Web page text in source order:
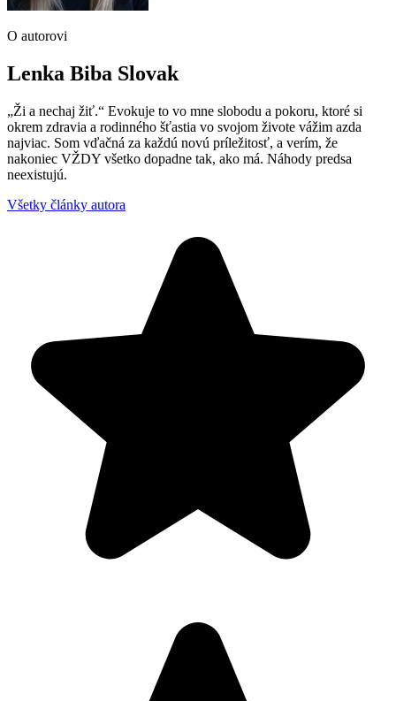
O autorovi
Lenka Biba Slovak
„Ži a nechaj žiť.“ Evokuje to vo mne slobodu a pokoru, ktoré si
okrem zdravia a rodinného šťastia vo svojom živote vážim azda
najviac. Som vďačná za každú novú príležitosť, a verím, že
nakoniec VŽDY všetko dopadne tak, ako má. Náhody predsa
neexistujú.
Všetky články autora